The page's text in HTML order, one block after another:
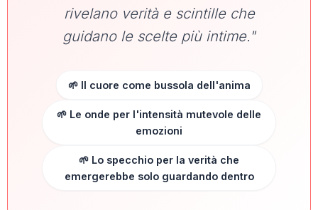
rivelano verità e scintille che
guidano le scelte più intime."
🌱 Il cuore come bussola dell'anima
🌱 Le onde per l'intensità mutevole delle
emozioni
🌱 Lo specchio per la verità che
emergerebbe solo guardando dentro